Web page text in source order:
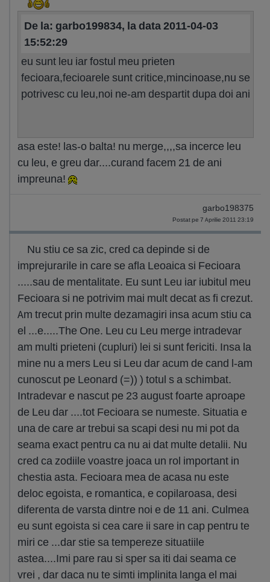
De la: garbo199834, la data 2011-04-03
15:52:29
eu sunt leu iar fostul meu prieten
fecioara,fecioarele sunt critice,mincinoase,nu se
potrivesc cu leu,noi ne-am despartit dupa doi ani
asa este! las-o balta! nu merge,,,,sa incerce leu
cu leu, e greu dar....curand facem 21 de ani
impreuna!
garbo198375
Postat pe 7 Aprilie 2011 23:19
Nu stiu ce sa zic, cred ca depinde si de
imprejurarile in care se afla Leoaica si Fecioara
.....sau de mentalitate. Eu sunt Leu iar iubitul meu
Fecioara si ne potrivim mai mult decat as fi crezut.
Am trecut prin multe dezamagiri insa acum stiu ca
el ...e.....The One. Leu cu Leu merge intradevar
am multi prieteni (cupluri) lei si sunt fericiti. Insa la
mine nu a mers Leu si Leu dar acum de cand l-am
cunoscut pe Leonard (=)) ) totul s a schimbat.
Intradevar e nascut pe 23 august foarte aproape
de Leu dar ....tot Fecioara se numeste. Situatia e
una de care ar trebui sa scapi desi nu mi pot da
seama exact pentru ca nu ai dat multe detalii. Nu
cred ca zodiile voastre joaca un rol important in
chestia asta. Fecioara mea de acasa nu este
deloc egoista, e romantica, e copilaroasa, desi
diferenta de varsta dintre noi e de 11 ani. Culmea
eu sunt egoista si cea care ii sare in cap pentru te
miri ce ...dar stie sa tempereze situatiile
astea....Imi pare rau si sper sa iti dai seama ce
vrei , dar daca nu te simti implinita langa el mai